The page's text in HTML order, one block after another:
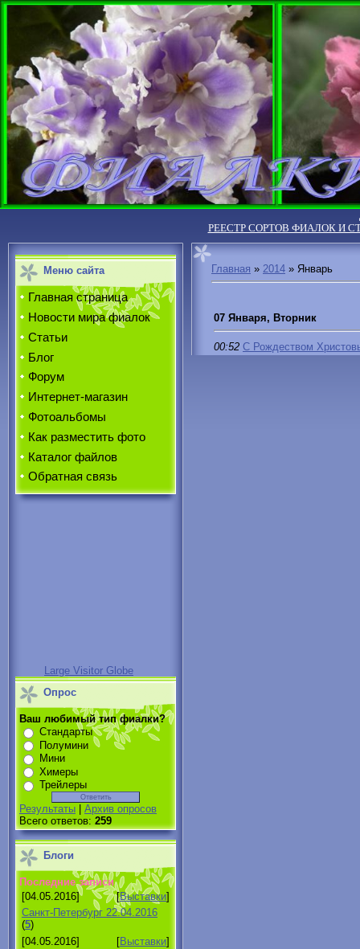
РЕЕСТР СОРТОВ ФИАЛОК И
Меню сайта
Главная страница
Новости мира фиалок
Статьи
Блог
Форум
Интернет-магазин
Фотоальбомы
Как разместить фото
Каталог файлов
Обратная связь
Large Visitor Globe
Опрос
Ваш любимый тип фиалки?
Стандарты
Полумини
Мини
Химеры
Трейлеры
Результаты | Архив опросов
Всего ответов: 259
Блоги
Последние записи
[04.05.2016]
[Выставки]
Санкт-Петербург 22.04.2016
(5)
[04.05.2016]
[Выставки]
Главная » 2014 » Январь
07 Января, Вторник
00:52 С Рождеством